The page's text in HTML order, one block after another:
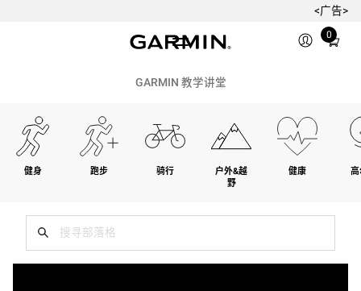
<广告>
0
Total
items
GARMIN 教学讲堂
健身 跑步 骑行
户外&越
野
健康 高